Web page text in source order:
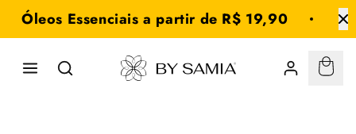
para o
Óleos Essenciais a partir de R$ 19,90
By
Samia
:
0